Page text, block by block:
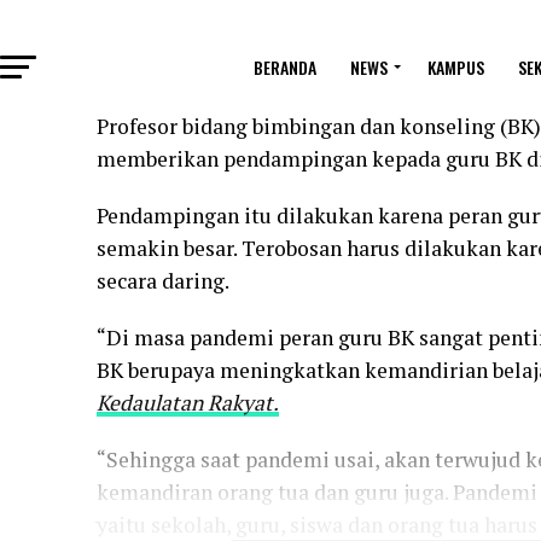
BERANDA NEWS KAMPUS
Profesor bidang bimbingan dan konseling
memberikan pendampingan kepada guru BK
Pendampingan itu dilakukan karena peran
semakin besar. Terobosan harus dilakukan
secara daring.
“Di masa pandemi peran guru BK sangat
BK berupaya meningkatkan kemandirian
Kedaulatan Rakyat.
“Sehingga saat pandemi usai, akan
kemandiran orang tua dan guru juga.